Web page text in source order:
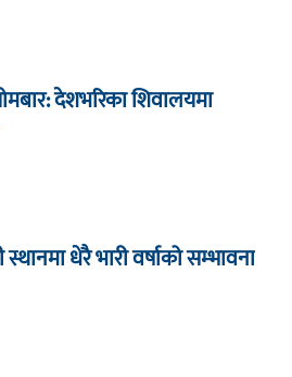
देशभरिका शिवालयमा
धेरै भारी वर्षाको सम्भावना